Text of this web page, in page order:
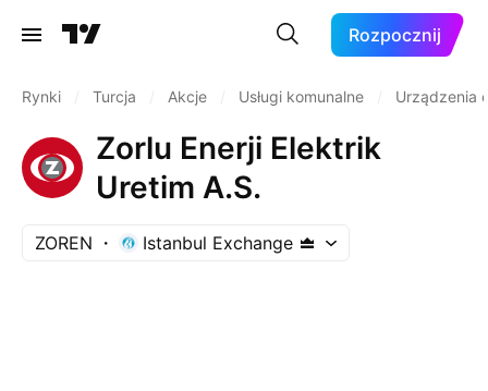
Rozpocznij
Rynki Turcja Akcje Usługi komunalne Urządzenia
Zorlu Enerji Elektrik
Uretim A.S.
ZOREN Istanbul Exchange